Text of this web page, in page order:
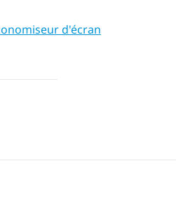
d'écran